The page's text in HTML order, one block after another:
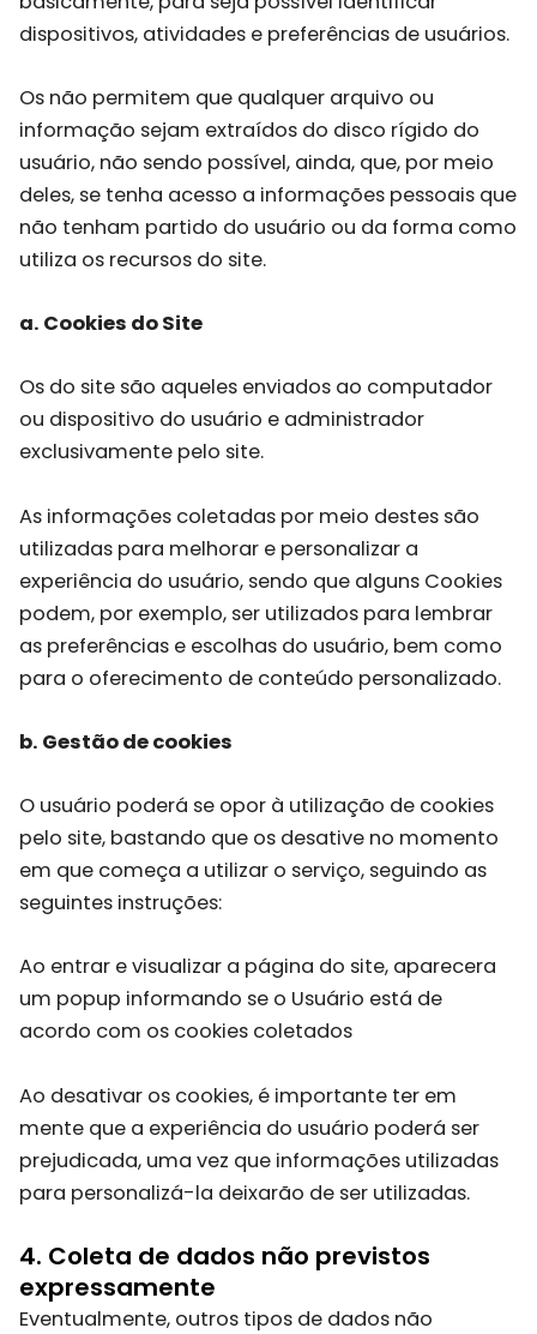
dispositivos, atividades e preferências de usuários.
Os não permitem que qualquer arquivo ou
informação sejam extraídos do disco rígido do
usuário, não sendo possível, ainda, que, por meio
deles, se tenha acesso a informações pessoais que
não tenham partido do usuário ou da forma como
utiliza os recursos do site.
a. Cookies do Site
Os do site são aqueles enviados ao computador
ou dispositivo do usuário e administrador
exclusivamente pelo site.
As informações coletadas por meio destes são
utilizadas para melhorar e personalizar a
experiência do usuário, sendo que alguns Cookies
podem, por exemplo, ser utilizados para lembrar
as preferências e escolhas do usuário, bem como
para o oferecimento de conteúdo personalizado.
b. Gestão de cookies
O usuário poderá se opor à utilização de cookies
pelo site, bastando que os desative no momento
em que começa a utilizar o serviço, seguindo as
seguintes instruções:
Ao entrar e visualizar a página do site, aparecera
um popup informando se o Usuário está de
acordo com os cookies coletados
Ao desativar os cookies, é importante ter em
mente que a experiência do usuário poderá ser
prejudicada, uma vez que informações utilizadas
para personalizá-la deixarão de ser utilizadas.
4. Coleta de dados não previstos
expressamente
Eventualmente, outros tipos de dados não